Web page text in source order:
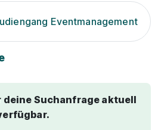
Eventmanagement
deine Suchanfrage aktuell